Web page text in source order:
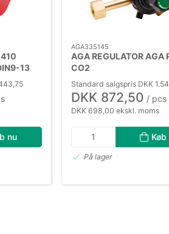
13
nu
AGA335145
AGA REGULATOR AGA
CO2
Standard salgspris DKK
DKK 872,50 / pcs
DKK 698,00 ekskl. moms
Køb
På lager